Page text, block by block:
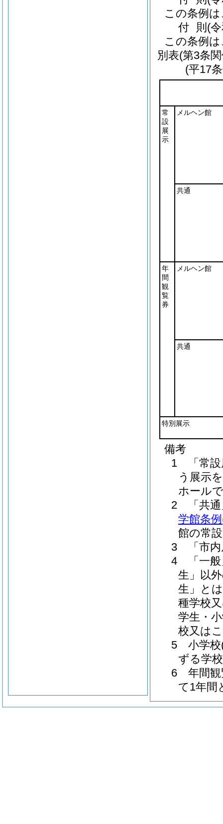
この条例
付 則 (
この条例
別表(第3条
(平17
常
設
展
示
メルヘン館
共通
年
間
観
覧
券
メルヘン館
共通
特別展示
備考
1 「常設
う展示
ホール
2 「共通
学館条
館の常
3 「市内
4 「一般
生」以
生」と
種学校
学生・
校又は
5 小学校(
ずる学
6 年間観
て1年間